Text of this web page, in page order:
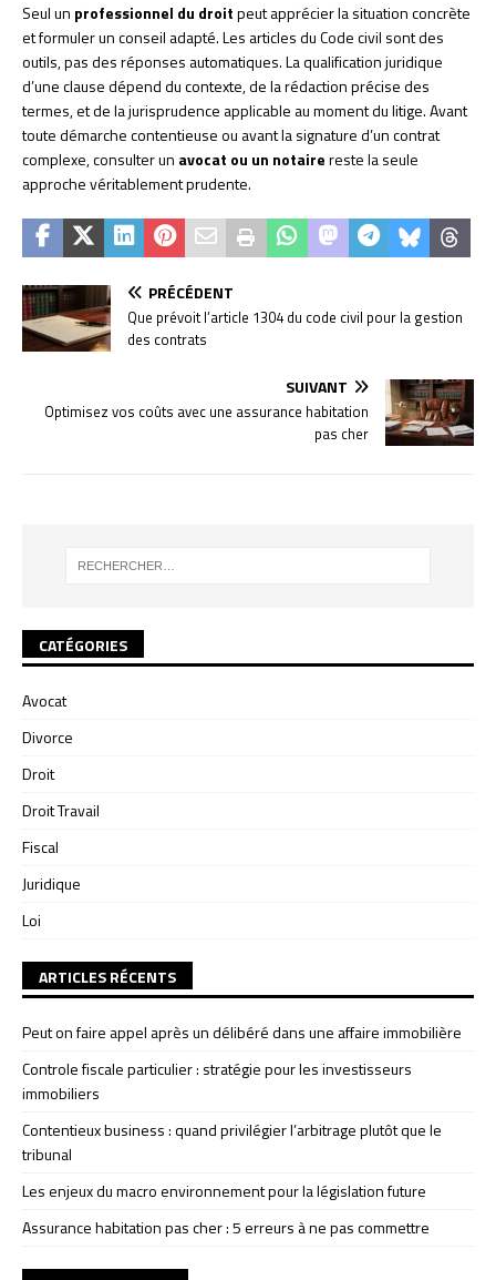
Seul un professionnel du droitpeut apprécier la situation concrète
et formuler un conseil adapté. Les articles du Code civil sont des
outils, pas des réponses automatiques. La qualification juridique
d’une clause dépend du contexte, de la rédaction précise des
termes, et de la jurisprudence applicable au moment du litige. Avant
toute démarche contentieuse ou avant la signature d’un contrat
complexe, consulter un avocat ou un notairereste la seule
approche véritablement prudente.
PRÉCÉDENT
Que prévoit l’article 1304 du code civil pour la gestion
des contrats
SUIVANT
Optimisez vos coûts avec une assurance habitation
pas cher
CATÉGORIES
Avocat
Divorce
Droit
Droit Travail
Fiscal
Juridique
Loi
ARTICLES RÉCENTS
Peut on faire appel après un délibéré dans une affaire immobilière
Controle fiscale particulier : stratégie pour les investisseurs
immobiliers
Contentieux business : quand privilégier l’arbitrage plutôt que le
tribunal
Les enjeux du macro environnement pour la législation future
Assurance habitation pas cher : 5 erreurs à ne pas commettre